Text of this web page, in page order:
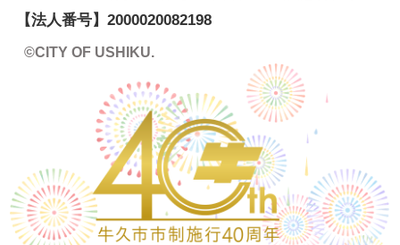
【法人番号】 2000020082198
©CITY OF USHIKU.